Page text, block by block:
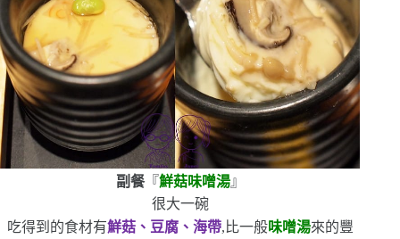
副餐『鮮菇味噌湯』
很大一碗
吃得到的食材有鮮菇、豆腐、海帶,比一般味噌湯來的豐